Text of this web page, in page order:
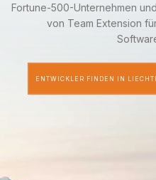
Fortune-500-Unternehmen
von Team Extension
ENTWICKLER FINDEN IN